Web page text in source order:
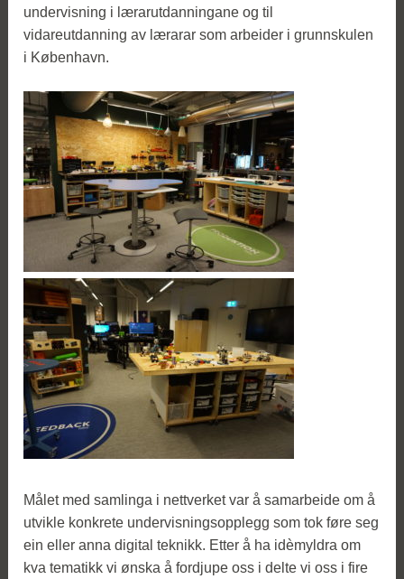
undervisning i lærarutdanningane og til
vidareutdanning av lærarar som arbeider i grunnskulen
i København.
Målet med samlinga i nettverket var å samarbeide om å
utvikle konkrete undervisningsopplegg som tok føre seg
ein eller anna digital teknikk. Etter å ha idèmyldra om
kva tematikk vi ønska å fordjupe oss i delte vi oss i fire